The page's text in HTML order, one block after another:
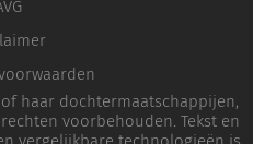
haar dochtermaatschappijen,
voorbehouden. Tekst en